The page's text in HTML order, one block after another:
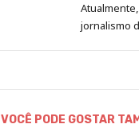
jornalismo
VOCÊ PODE GOSTAR